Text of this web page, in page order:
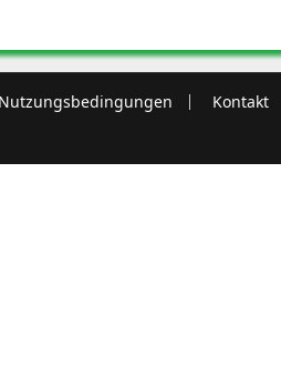
Nutzungsbedingungen
Kontakt